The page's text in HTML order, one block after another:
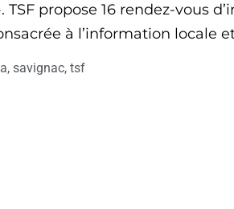
propose 16 rendez-vous
à l’information locale
, savignac, tsf